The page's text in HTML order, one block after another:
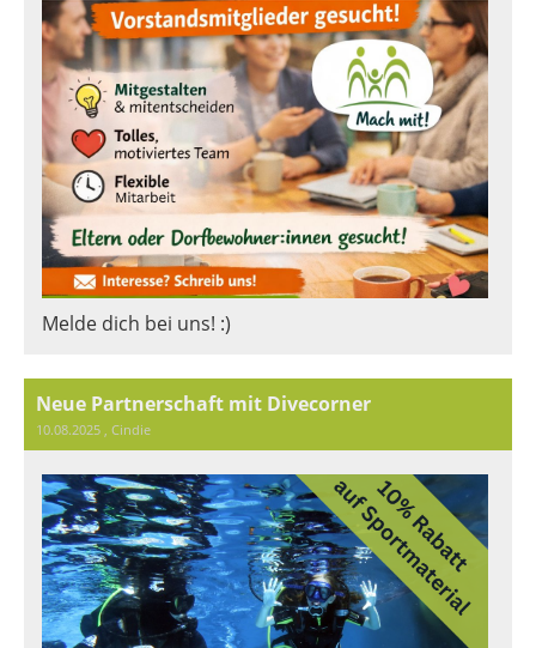
Melde dich bei uns! :)
Neue Partnerschaft mit Divecorner
10.08.2025 , Cindie